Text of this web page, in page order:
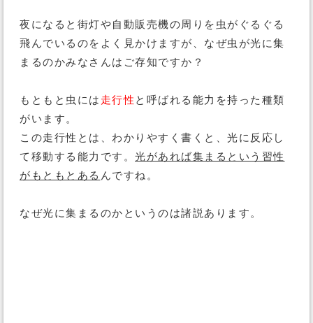
夜になると街灯や自動販売機の周りを虫がぐるぐる
飛んでいるのをよく見かけますが、なぜ虫が光に集
まるのかみなさんはご存知ですか？
もともと虫には 走行性 と呼ばれる能力を持った種類
がいます。
この走行性とは、わかりやすく書くと、光に反応し
て移動する能力です。 光があれば集まるという習性
がもともとある んですね。
なぜ光に集まるのかというのは諸説あります。